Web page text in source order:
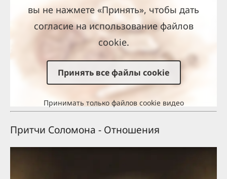
вы не нажмете «Принять», чтобы дать
согласие на использование файлов
cookie.
Принять все файлы cookie
Принимать только файлов cookie видео
Притчи Соломона - Отношения